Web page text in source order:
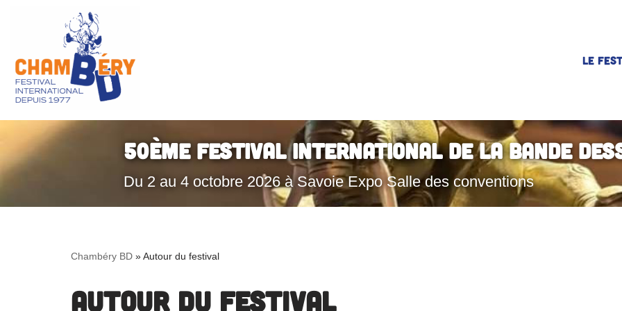
au
contenu
LE
50ème Festival International de la Bande
Du 2 au 4 octobre 2026 à Savoie Expo Salle des conventions
Chambéry BD »Autour du festival
Autour du festival